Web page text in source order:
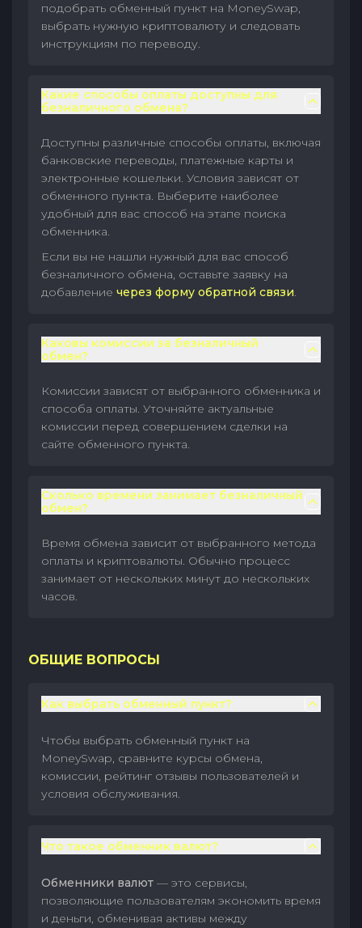
подобрать обменный пункт на MoneySwap,
выбрать нужную криптовалюту и следовать
инструкциям по переводу.
Какие способы оплаты доступны для
безналичного обмена?
Доступны различные способы оплаты, включая
банковские переводы, платежные карты и
электронные кошельки. Условия зависят от
обменного пункта. Выберите наиболее
удобный для вас способ на этапе поиска
обменника.
Если вы не нашли нужный для вас способ
безналичного обмена, оставьте заявку на
добавление через форму обратной связи.
Каковы комиссии за безналичный
обмен?
Комиссии зависят от выбранного обменника и
способа оплаты. Уточняйте актуальные
комиссии перед совершением сделки на
сайте обменного пункта.
Сколько времени занимает безналичный
обмен?
Время обмена зависит от выбранного метода
оплаты и криптовалюты. Обычно процесс
занимает от нескольких минут до нескольких
часов.
ОБЩИЕ ВОПРОСЫ
Как выбрать обменный пункт?
Чтобы выбрать обменный пункт на
MoneySwap, сравните курсы обмена,
комиссии, рейтинг отзывы пользователей и
условия обслуживания.
Что такое обменник валют?
Обменники валют — это сервисы,
позволяющие пользователям экономить время
и деньги, обменивая активы между